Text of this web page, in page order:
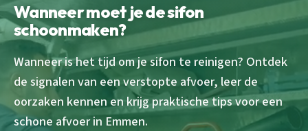
Wanneer moet je de sifon
schoonmaken?
Wanneer is het tijd om je sifon te reinigen? Ontdek
de signalen van een verstopte afvoer, leer de
oorzaken kennen en krijg praktische tips voor een
schone afvoer in Emmen.